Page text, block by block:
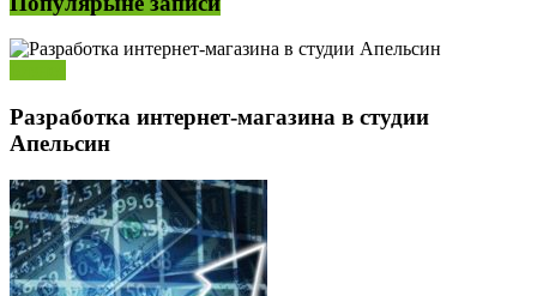
Разработка интернет-магазина в студии
Апельсин